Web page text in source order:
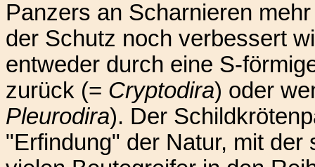
Panzers an Scharnieren
der Schutz noch verbessert
entweder durch eine S-
zurück (= Cryptodira) oder
Pleurodira). Der
"Erfindung" der Natur, mit